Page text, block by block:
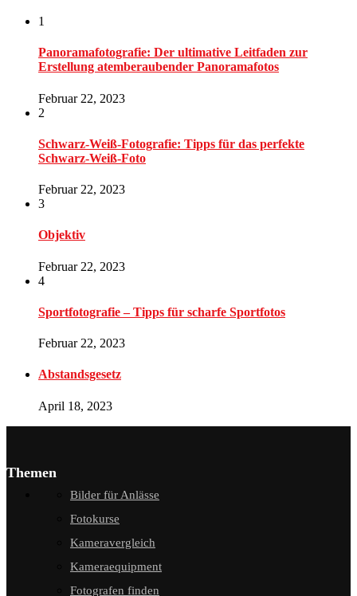
1
Panoramafotografie: Der ultimative Leitfaden zur
Erstellung atemberaubender Panoramafotos
Februar 22, 2023
2
Schwarz-Weiß-Fotografie: Tipps für das perfekte
Schwarz-Weiß-Foto
Februar 22, 2023
3
Objektiv
Februar 22, 2023
4
Sportfotografie – Tipps für scharfe Sportfotos
Februar 22, 2023
Abstandsgesetz
April 18, 2023
Themen
Bilder für Anlässe
Fotokurse
Kameravergleich
Kameraequipment
Fotografen finden